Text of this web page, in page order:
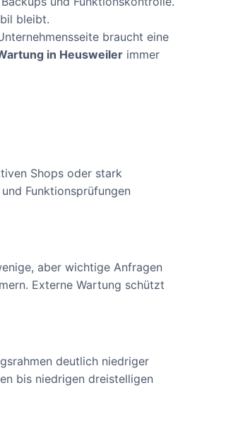
bleibt.
braucht eine
in Heusweiler immer
Shops oder stark
Funktionsprüfungen
aber wichtige Anfragen
Externe Wartung schützt
deutlich niedriger
bis niedrigen dreistelligen